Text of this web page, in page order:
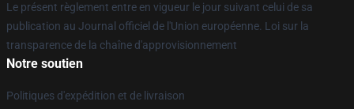
Le présent règlement entre en vigueur le jour suivant celui de sa
publication au Journal officiel de l'Union européenne. Loi sur la
transparence de la chaîne d'approvisionnement
Notre soutien
Politiques d'expédition et de livraison